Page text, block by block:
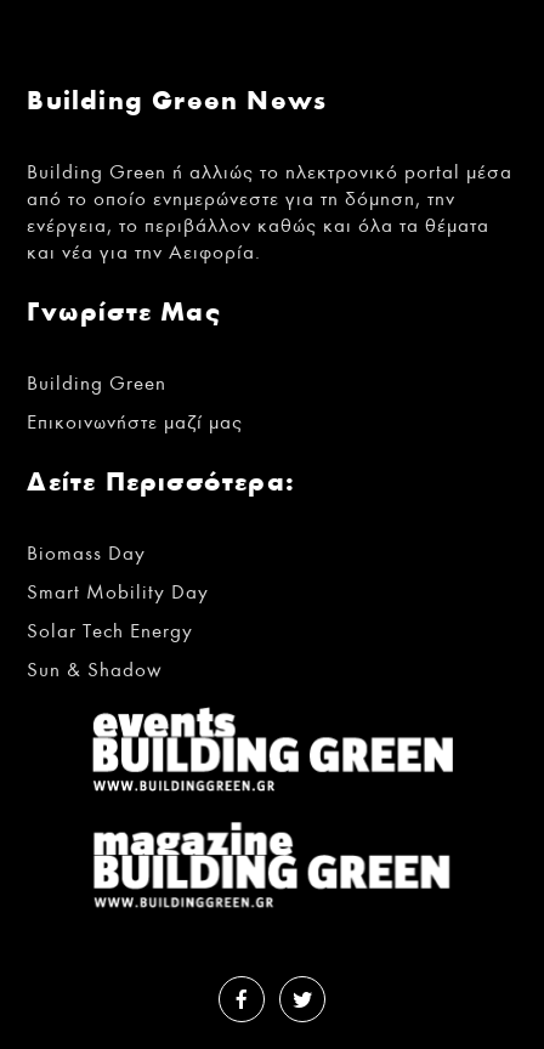
Building Green News
Building Green ή αλλιώς το ηλεκτρονικό portal μέσα
από το οποίο ενημερώνεστε για τη δόμηση, την
ενέργεια, το περιβάλλον καθώς και όλα τα θέματα
και νέα για την Αειφορία.
Γνωρίστε Μας
Building Green
Επικοινωνήστε μαζί μας
Δείτε Περισσότερα:
Biomass Day
Smart Mobility Day
Solar Tech Energy
Sun & Shadow